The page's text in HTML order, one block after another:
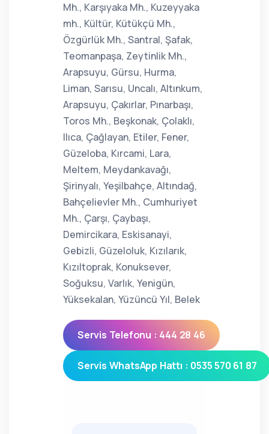
Mh., Karşıyaka Mh., Kuzeyyaka
mh., Kültür, Kütükçü Mh.,
Özgürlük Mh., Santral, Şafak,
Teomanpaşa, Zeytinlik Mh.,
Arapsuyu, Gürsu, Hurma,
Liman, Sarısu, Uncalı, Altınkum,
Arapsuyu, Çakırlar, Pınarbaşı,
Toros Mh., Beşkonak, Çolaklı,
Ilıca, Çağlayan, Etiler, Fener,
Güzeloba, Kırcami, Lara,
Meltem, Meydankavağı,
Şirinyalı, Yeşilbahçe, Altındağ,
Bahçelievler Mh., Cumhuriyet
Mh., Çarşı, Çaybaşı,
Demircikara, Eskisanayi,
Gebizli, Güzeloluk, Kızılarık,
Kızıltoprak, Konuksever,
Soğuksu, Varlık, Yenigün,
Yüksekalan, Yüzüncü Yıl, Belek
Servis Telefonu : 444 28 46
Servis WhatsApp Hattı : 0535 570 61 87